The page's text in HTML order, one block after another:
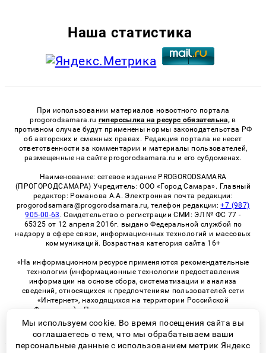
Наша статистика
При использовании материалов новостного портала
progorodsamara.ru гиперссылка на ресурс обязательна, в
противном случае будут применены нормы законодательства РФ
об авторских и смежных правах. Редакция портала не несет
ответственности за комментарии и материалы пользователей,
размещенные на сайте progorodsamara.ru и его субдоменах.
Наименование: сетевое издание PROGORODSAMARA
(ПРОГОРОДСАМАРА) Учредитель: ООО «Город Самара». Главный
редактор: Романова А.А. Электронная почта редакции:
progorodsamara@progorodsamara.ru, телефон редакции:+7 (987)
905-00-63 . Свидетельство о регистрации СМИ: ЭЛ № ФС 77 -
65325 от 12 апреля 2016г. выдано Федеральной службой по
надзору в сфере связи, информационных технологий и массовых
коммуникаций. Возрастная категория сайта 16+
«На информационном ресурсе применяются рекомендательные
технологии (информационные технологии предоставления
информации на основе сбора, систематизации и анализа
сведений, относящихся к предпочтениям пользователей сети
«Интернет», находящихся на территории Российской
Федерации)». Правила применения рекомендательных
технологий в виджетах рекламно-обменной сети
«СМИ2» (PDF)
Мы используем cookie. Во время посещения сайта вы
соглашаетесь с тем, что мы обрабатываем ваши
персональные данные с использованием метрик Яндекс